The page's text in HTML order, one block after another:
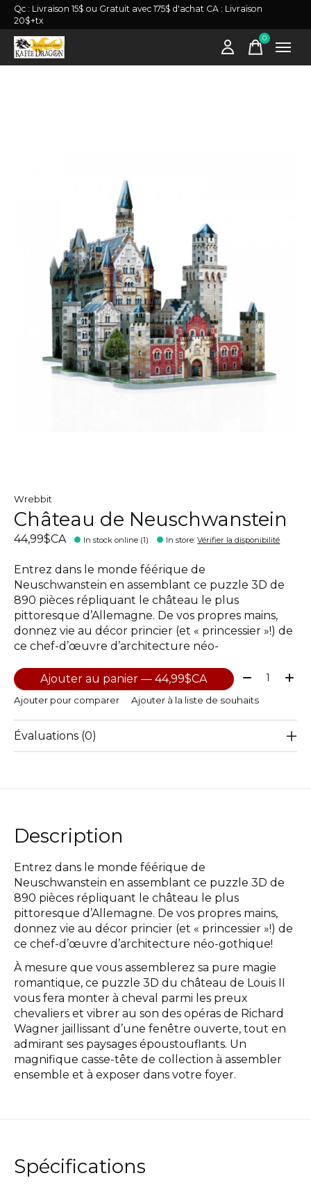
Qc : Livraison 15$ ou Gratuit avec 175$ d'achat CA : Livraison
20$+tx
0items
Wrebbit
Château de Neuschwanstein
44,99$CA In stock online (1) In store:Vérifier la disponibilité
Entrez dans le monde féérique de
Neuschwanstein en assemblant ce puzzle 3D de
890 pièces répliquant le château le plus
pittoresque d’Allemagne. De vos propres mains,
donnez vie au décor princier (et « princessier »!) de
ce chef-d’œuvre d’architecture néo-
Ajouter au panier — 44,99$CA Quantité:
Ajouter pour comparer Ajouter à la liste de souhaits
Évaluations (0)
Description
Entrez dans le monde féérique de
Neuschwanstein en assemblant ce puzzle 3D de
890 pièces répliquant le château le plus
pittoresque d’Allemagne. De vos propres mains,
donnez vie au décor princier (et « princessier »!) de
ce chef-d’œuvre d’architecture néo-gothique!
À mesure que vous assemblerez sa pure magie
romantique, ce puzzle 3D du château de Louis II
vous fera monter à cheval parmi les preux
chevaliers et vibrer au son des opéras de Richard
Wagner jaillissant d’une fenêtre ouverte, tout en
admirant ses paysages époustouflants. Un
magnifique casse-tête de collection à assembler
ensemble et à exposer dans votre foyer.
Spécifications